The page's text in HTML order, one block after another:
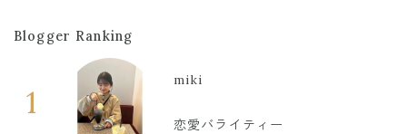
Blogger Ranking
1
miki
恋愛バライティー